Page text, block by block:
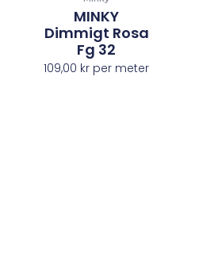
MINKY
Dimmigt Rosa
Fg 32
109,00 kr per meter